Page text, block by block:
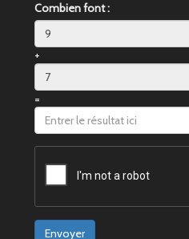
Combien font :
+
=
Envoyer